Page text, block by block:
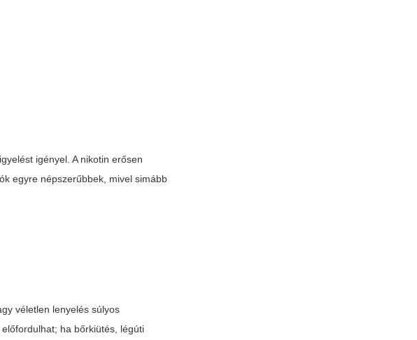
igényel. A nikotin erősen
egyre népszerűbbek, mivel simább
véletlen lenyelés súlyos
ha bőrkiütés, légúti